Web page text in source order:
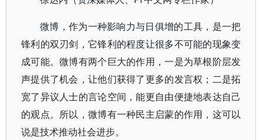
微博，作为一种影响力与日俱增的工具，是一把
锋利的双刃剑，它锋利的程度让很多不可能的现象变
成可能。微博有两个巨大的作用，一是为草根阶层发
声提供了机会，让他们获得了更多的发言权；二是拓
宽了异议人士的言论空间，能更自由便捷地表达自己
的观点。所以，微博有一种民主启蒙的作用，这可以
说是技术推动社会进步。